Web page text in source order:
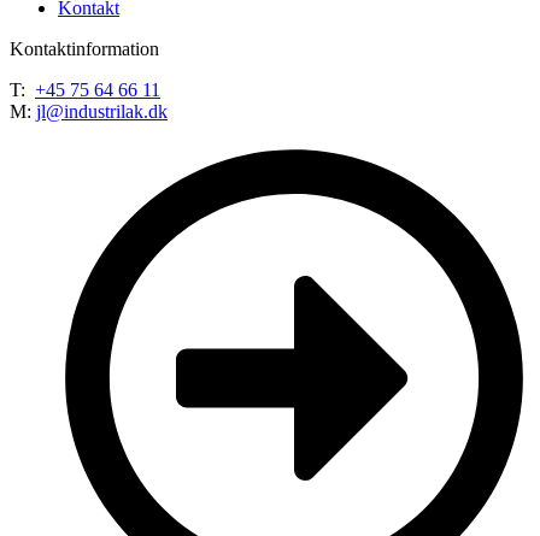
Kontakt
Kontaktinformation
T: +45 75 64 66 11
M: jl@industrilak.dk